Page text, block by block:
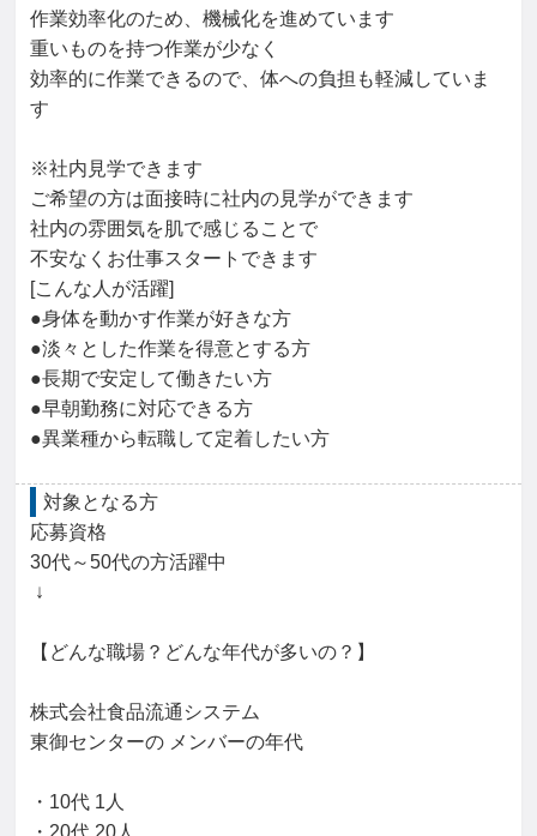
作業効率化のため、機械化を進めています
重いものを持つ作業が少なく
効率的に作業できるので、体への負担も軽減していま
す
※社内見学できます
ご希望の方は面接時に社内の見学ができます
社内の雰囲気を肌で感じることで
不安なくお仕事スタートできます
[こんな人が活躍]
●身体を動かす作業が好きな方
●淡々とした作業を得意とする方
●長期で安定して働きたい方
●早朝勤務に対応できる方
●異業種から転職して定着したい方
対象となる方
応募資格
30代～50代の方活躍中
【どんな職場？どんな年代が多いの？】
株式会社食品流通システム
東御センターの メンバーの年代
・10代 1人
・20代 20人